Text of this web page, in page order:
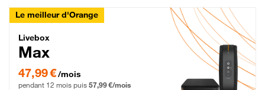
Le meilleur d'Orange
Livebox Max Fibre
Livebox
Max
47,99 € par mois pendant 12 mois puis 57,99 € par mois, Engagement 12 mois
47,99 €/mois
pendant 12 mois puis 57,99 €/mois